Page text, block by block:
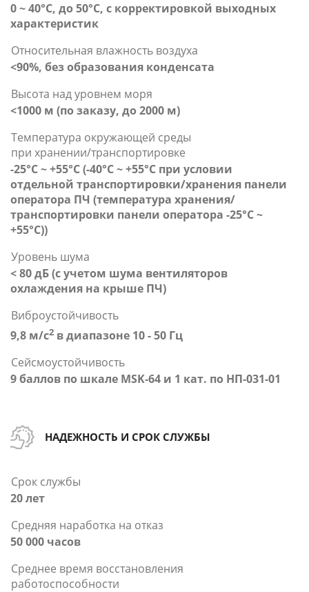
0 ~ 40°С, до 50°С, с корректировкой выходных
характеристик
Относительная влажность воздуха
<90%, без образования конденсата
Высота над уровнем моря
<1000 м (по заказу, до 2000 м)
Температура окружающей среды
при хранении/транспортировке
-25°С ~ +55°С (-40°С ~ +55°С при условии
отдельной транспортировки/хранения панели
оператора ПЧ (температура хранения/
транспортировки панели оператора -25°С ~
+55°С))
Уровень шума
< 80 дБ (с учетом шума вентиляторов
охлаждения на крыше ПЧ)
Виброустойчивость
9,8 м/с2 в диапазоне 10 - 50 Гц
Сейсмоустойчивость
9 баллов по шкале MSK-64 и 1 кат. по НП-031-01
НАДЕЖНОСТЬ И СРОК СЛУЖБЫ
Срок службы
20 лет
Средняя наработка на отказ
50 000 часов
Среднее время восстановления
работоспособности